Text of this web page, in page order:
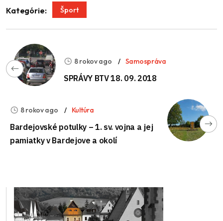
Kategórie: Šport
8 rokov ago Samospráva
SPRÁVY BTV 18. 09. 2018
8 rokov ago Kultúra
Bardejovské potulky – 1. sv. vojna a jej
pamiatky v Bardejove a okolí